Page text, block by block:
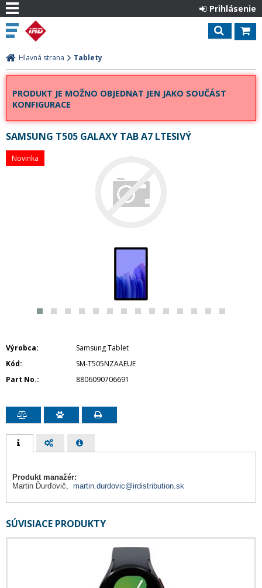
Prihlásenie
Hlavná strana Tablety
PRODUKT JE MOŽNO OBJEDNAT JEN JAKO SOUČÁST
KONFIGURACE
SAMSUNG T505 GALAXY TAB A7 LTESIVÝ
Novinka
Výrobca
Samsung Tablet
Kód
SM-T505NZAAEUE
Part No.
8806090706691
Produkt manažér:
Martin Ďurďovič, martin.durdovic@irdistribution.sk
SÚVISIACE PRODUKTY